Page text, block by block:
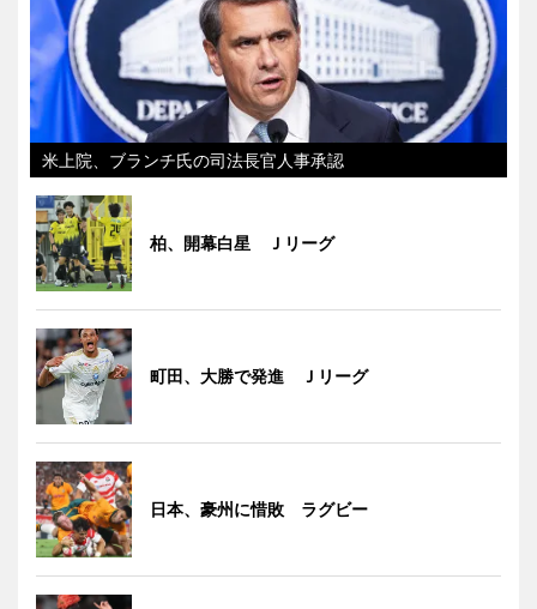
米上院、ブランチ氏の司法長官人事承認
柏、開幕白星 Ｊリーグ
町田、大勝で発進 Ｊリーグ
日本、豪州に惜敗 ラグビー